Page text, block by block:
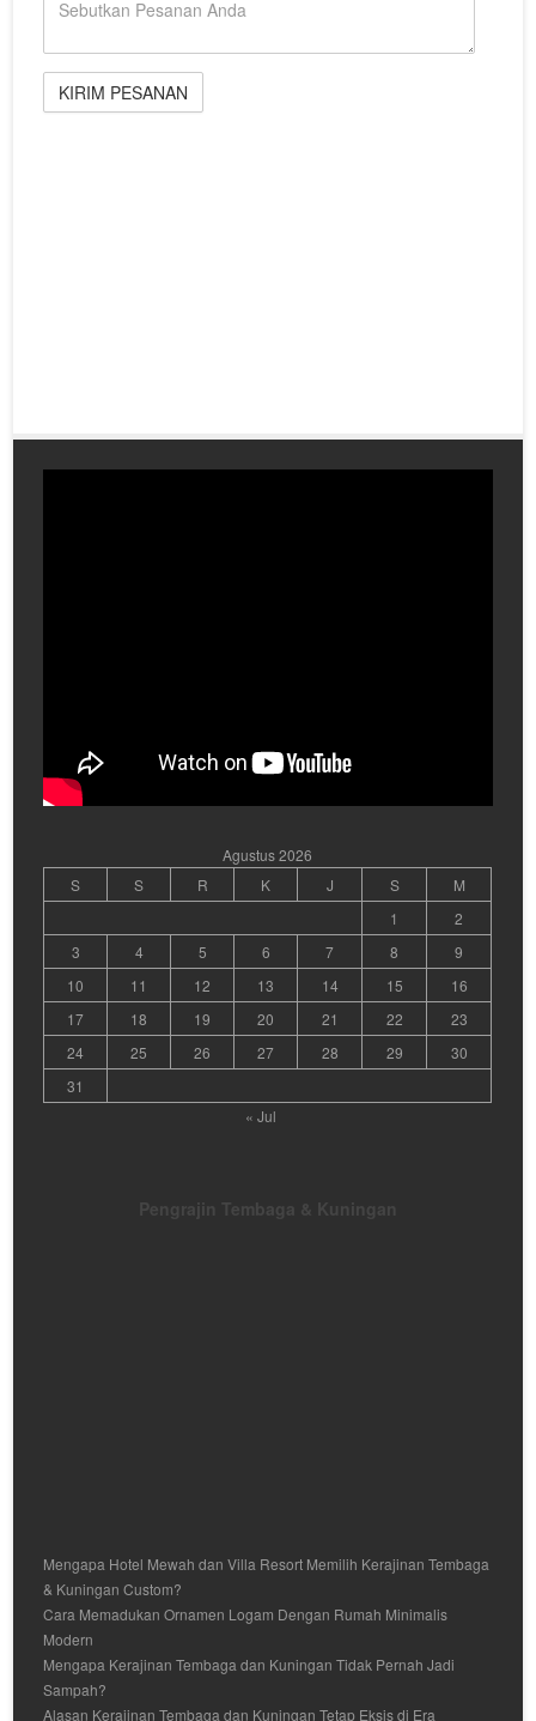
Agustus 2026
S
S R K J S
M
1
2
3
4 5 6 7 8
9
10
11 12 13 14 15
16
17
18 19 20 21 22
23
24
25 26 27 28 29
30
31
« Jul
Pengrajin Tembaga & Kuningan
Mengapa Hotel Mewah dan Villa Resort Memilih Kerajinan Tembaga
& Kuningan Custom?
Cara Memadukan Ornamen Logam Dengan Rumah Minimalis
Modern
Mengapa Kerajinan Tembaga dan Kuningan Tidak Pernah Jadi
Sampah?
Alasan Kerajinan Tembaga dan Kuningan Tetap Eksis di Era